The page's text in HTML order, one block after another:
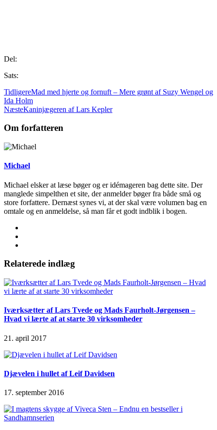
Del:
Sats:
TidligereMad med hjerte og fornuft – Mere grønt af Suzy Wengel og
Ida Holm
NæsteKaninjægeren af Lars Kepler
Om forfatteren
Michael
Michael elsker at læse bøger og er idémageren bag dette site. Der
manglede simpelthen et site, der anmelder bøger fra både små og
store forfattere. Dernæst synes vi, at der skal være volumen bag en
omtale og en anmeldelse, så man får et godt indblik i bogen.
Relaterede indlæg
Iværksætter af Lars Tvede og Mads Faurholt-Jørgensen –
Hvad vi lærte af at starte 30 virksomheder
21. april 2017
Djævelen i hullet af Leif Davidsen
17. september 2016